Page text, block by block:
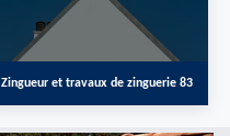
Zingueur et travaux de zinguerie 83